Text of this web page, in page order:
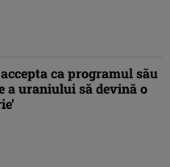
ca programul său
a uraniului să devină o